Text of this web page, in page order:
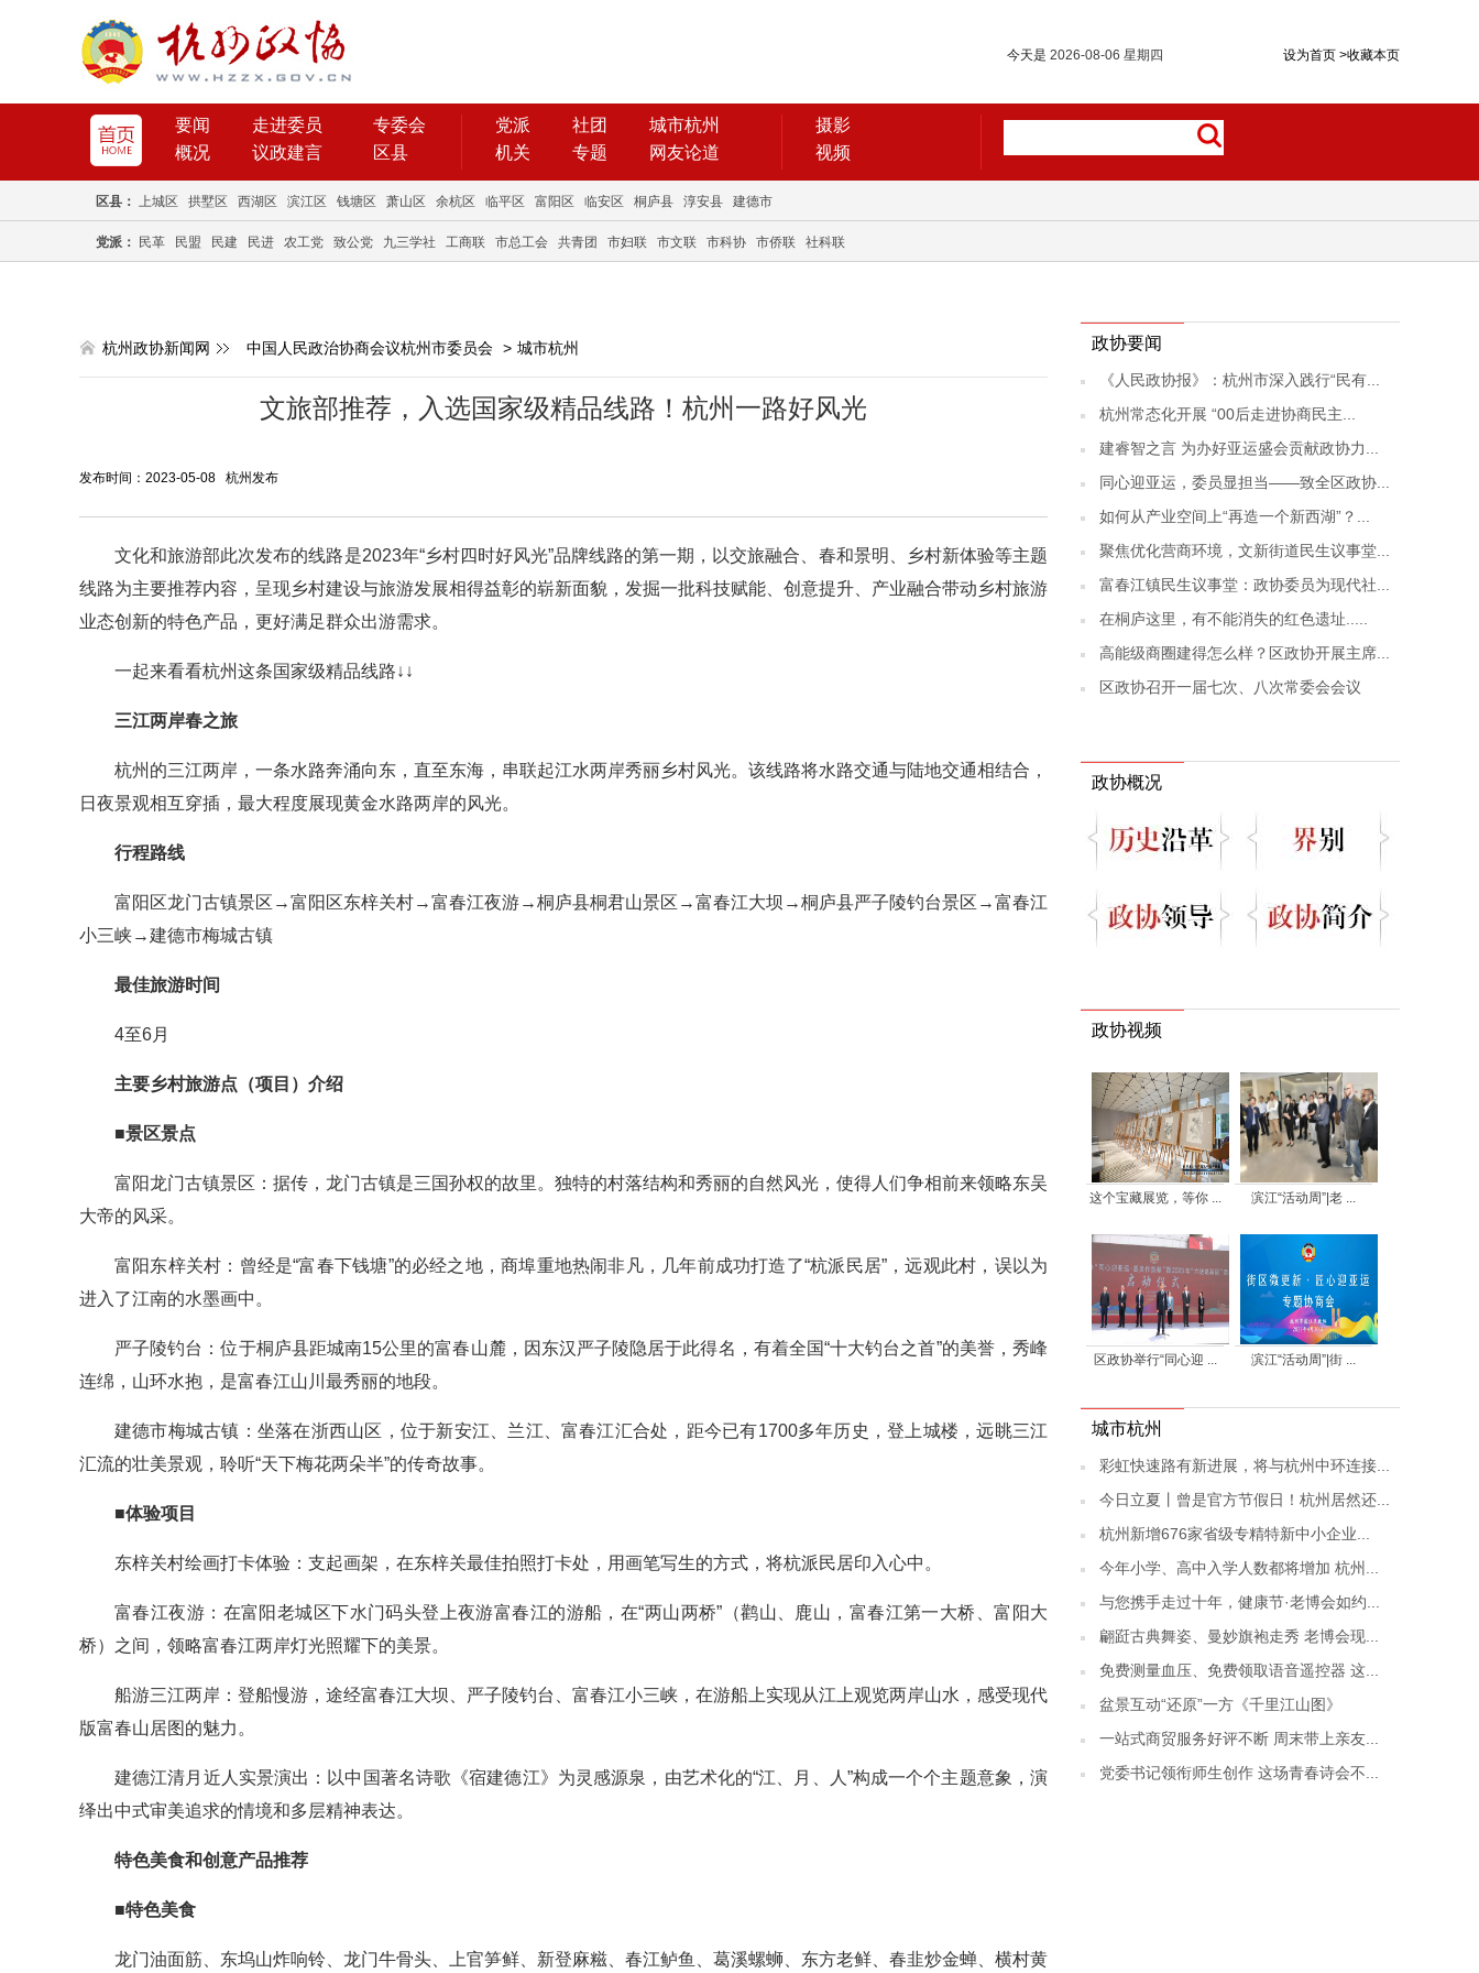
设为首页 >收藏本页
今天是 2026-08-06 星期四
要闻 走进委员
专委会
概况
议政建言 区县
党派 社团
城市杭州
机关
专题 网友论道
摄影
视频
区县： 上城区 拱墅区 西湖区 滨江区 钱塘区 萧山区 余杭区 临平区 富阳区 临安区 桐庐县 淳安县 建德市
党派： 民革 民盟 民建 民进 农工党 致公党 九三学社 工商联 市总工会 共青团 市妇联 市文联 市科协 市侨联 社科联
杭州政协新闻网 中国人民政治协商会议杭州市委员会 > 城市杭州
文旅部推荐，入选国家级精品线路！杭州一路好风光
发布时间：2023-05-08 杭州发布
文化和旅游部此次发布的线路是2023年“乡村四时好风光”品牌线路的第一期，以交旅融合、春和景明、乡村新体验等主题
线路为主要推荐内容，呈现乡村建设与旅游发展相得益彰的崭新面貌，发掘一批科技赋能、创意提升、产业融合带动乡村旅游
业态创新的特色产品，更好满足群众出游需求。
一起来看看杭州这条国家级精品线路↓↓
三江两岸春之旅
杭州的三江两岸，一条水路奔涌向东，直至东海，串联起江水两岸秀丽乡村风光。该线路将水路交通与陆地交通相结合，
日夜景观相互穿插，最大程度展现黄金水路两岸的风光。
行程路线
富阳区龙门古镇景区→富阳区东梓关村→富春江夜游→桐庐县桐君山景区→富春江大坝→桐庐县严子陵钓台景区→富春江
小三峡→建德市梅城古镇
最佳旅游时间
4至6月
主要乡村旅游点（项目）介绍
■景区景点
富阳龙门古镇景区：据传，龙门古镇是三国孙权的故里。独特的村落结构和秀丽的自然风光，使得人们争相前来领略东吴
大帝的风采。
富阳东梓关村：曾经是“富春下钱塘”的必经之地，商埠重地热闹非凡，几年前成功打造了“杭派民居”，远观此村，误以为
进入了江南的水墨画中。
严子陵钓台：位于桐庐县距城南15公里的富春山麓，因东汉严子陵隐居于此得名，有着全国“十大钓台之首”的美誉，秀峰
连绵，山环水抱，是富春江山川最秀丽的地段。
建德市梅城古镇：坐落在浙西山区，位于新安江、兰江、富春江汇合处，距今已有1700多年历史，登上城楼，远眺三江
汇流的壮美景观，聆听“天下梅花两朵半”的传奇故事。
■体验项目
东梓关村绘画打卡体验：支起画架，在东梓关最佳拍照打卡处，用画笔写生的方式，将杭派民居印入心中。
富春江夜游：在富阳老城区下水门码头登上夜游富春江的游船，在“两山两桥”（鹳山、鹿山，富春江第一大桥、富阳大
桥）之间，领略富春江两岸灯光照耀下的美景。
船游三江两岸：登船慢游，途经富春江大坝、严子陵钓台、富春江小三峡，在游船上实现从江上观览两岸山水，感受现代
版富春山居图的魅力。
建德江清月近人实景演出：以中国著名诗歌《宿建德江》为灵感源泉，由艺术化的“江、月、人”构成一个个主题意象，演
绎出中式审美追求的情境和多层精神表达。
特色美食和创意产品推荐
■特色美食
龙门油面筋、东坞山炸响铃、龙门牛骨头、上官笋鲜、新登麻糍、春江鲈鱼、葛溪螺蛳、东方老鲜、春韭炒金蝉、横村黄
政协要闻
《人民政协报》：杭州市深入践行“民有...
杭州常态化开展 “00后走进协商民主...
建睿智之言 为办好亚运盛会贡献政协力...
同心迎亚运，委员显担当——致全区政协...
如何从产业空间上“再造一个新西湖”？...
聚焦优化营商环境，文新街道民生议事堂...
富春江镇民生议事堂：政协委员为现代社...
在桐庐这里，有不能消失的红色遗址.....
高能级商圈建得怎么样？区政协开展主席...
区政协召开一届七次、八次常委会会议
政协概况
政协视频
这个宝藏展览，等你 ... 滨江“活动周”|老 ...
区政协举行“同心迎 ... 滨江“活动周”|街 ...
城市杭州
彩虹快速路有新进展，将与杭州中环连接...
今日立夏丨曾是官方节假日！杭州居然还...
杭州新增676家省级专精特新中小企业...
今年小学、高中入学人数都将增加 杭州...
与您携手走过十年，健康节·老博会如约...
翩跹古典舞姿、曼妙旗袍走秀 老博会现...
免费测量血压、免费领取语音遥控器 这...
盆景互动“还原”一方《千里江山图》
一站式商贸服务好评不断 周末带上亲友...
党委书记领衔师生创作 这场青春诗会不...